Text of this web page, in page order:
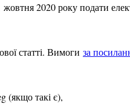
жовтня 2020 року подати
статті. Вимоги за
(якщо такі є),